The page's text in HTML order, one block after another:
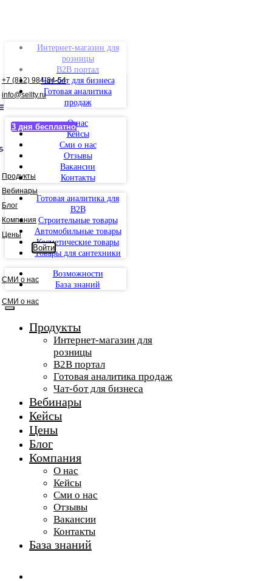
+7 (812) 984-84-54
info@sellty.ru
3 дня бесплатно
Продукты
Вебинары
Блог
Компания
Цены
Войти
СМИ о нас
СМИ о нас
Интернет-магазин для
розницы
B2B портал
Чат-бот для бизнеса
Готовая аналитика
продаж
О нас
Кейсы
Сми о нас
Отзывы
Вакансии
Контакты
Готовая аналитика для
B2B
Строительные товары
Автомобильные товары
Косметические товары
Товары для сантехники
Возможности
База знаний
Продукты
Интернет-магазин для
розницы
B2B портал
Готовая аналитика продаж
Чат-бот для бизнеса
Вебинары
Кейсы
Цены
Блог
Компания
О нас
Кейсы
Сми о нас
Отзывы
Вакансии
Контакты
База знаний